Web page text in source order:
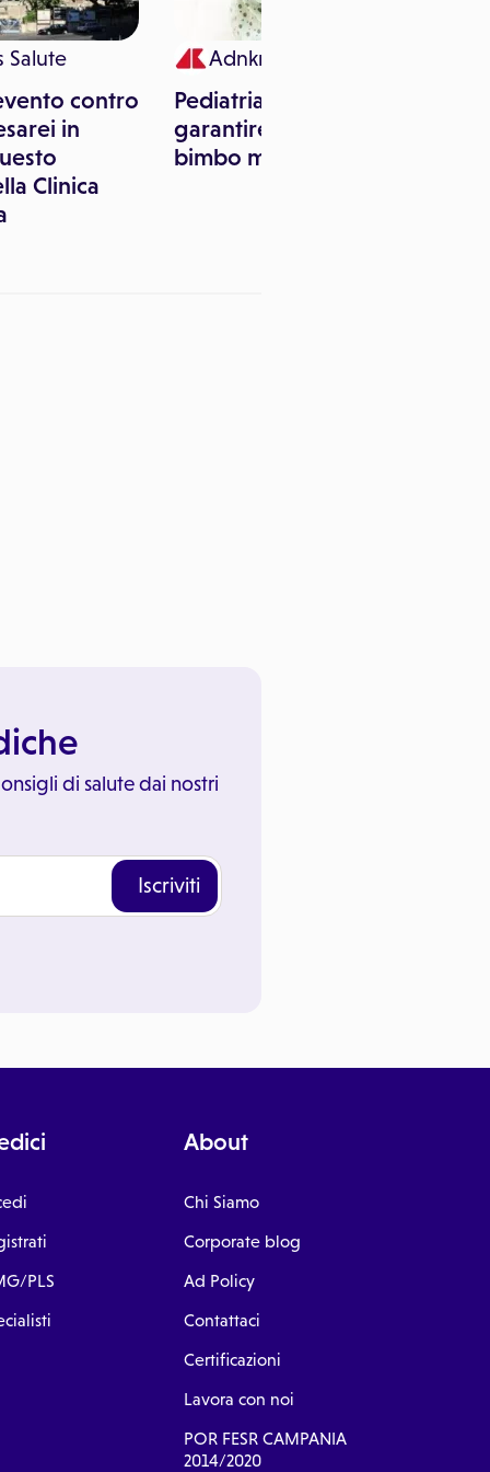
Salute
contro
in
Clinica
Adnkronos Salute
Pediatria: Garante Privacy,
garantire riservatezza
bimbo malato
di salute dai nostri
Iscriviti
PLS
About
Chi Siamo
Corporate blog
Ad Policy
Contattaci
Certificazioni
Lavora con noi
POR FESR CAMPANIA
2014/2020